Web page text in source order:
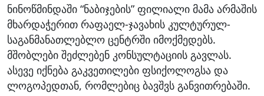
ნინოწმინდაში “ნაბიჯების” ფილიალი მამა არმაშის
მხარდაჭერით რაფაელ-ჯავახის კულტურულ-
საგანმანათლებლო ცენტრში იმოქმედებს.
მშობლები შეძლებენ კონსულტაციის გავლას.
ასევე იქნება გაკვეთილები ფსიქოლოგსა და
ლოგოპედთან, რომლებიც ბავშვს განვითრებაში.